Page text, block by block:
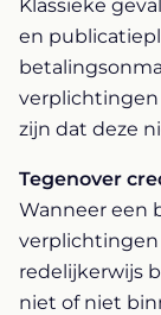
Klassieke
en
zijn dat deze
Tegenover
Wanneer een
verplichtingen
redelijkerwijs
niet of niet